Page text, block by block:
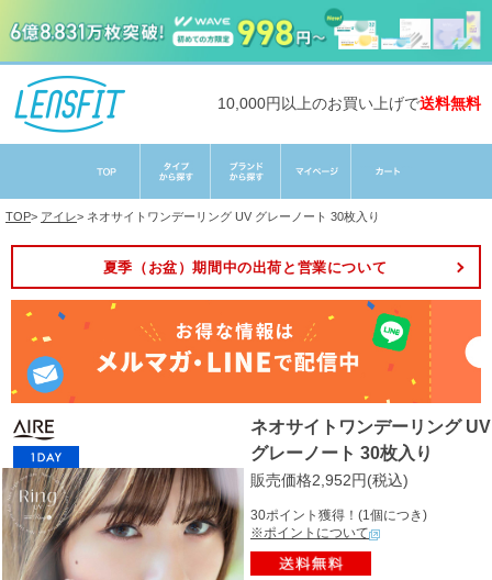
10,000円以上のお買い上げで送料無料
TOP> アイレ> ネオサイトワンデーリング UV グレーノート 30枚入り
夏季（お盆）期間中の出荷と営業について
ネオサイトワンデーリング UV
グレーノート 30枚入り
販売価格2,952円(税込)
30ポイント獲得！(1個につき)
※ポイントについて